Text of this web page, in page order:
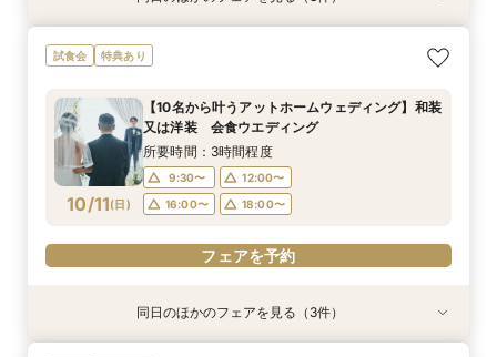
10/10 (土)
【家族婚フェア】宿泊特典付き/洋装・和装/相談
会 アットホームウエディング相談会
9:30〜
12:00〜
16:00〜
18:00〜
フェアを予約
10/10 (土)
【金沢和婚にて】 上質おもてなし♪ フェア
9:30〜
10:00〜
13:00〜
16:00〜
18:00〜
フェアを予約
10/10 (土)
2026年12月までの挙式をお考えのお2人へ 宿
泊・ドレス特典付き
9:30〜
10:00〜
13:00〜
16:00〜
18:00〜
試食会 特典あり
10/11(日)
【10名から叶うアットホームウェディング】和装
又は洋装 会食ウエディング
所要時間：3時間程度
9:30〜
12:00〜
16:00〜
18:00〜
フェアを予約
同日のほかのフェアを見る（3件）